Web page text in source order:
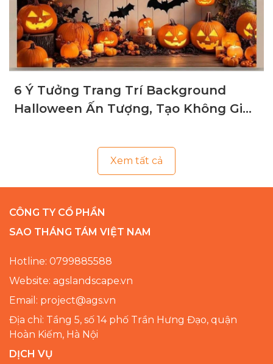
6 Ý Tưởng Trang Trí Background
Halloween Ấn Tượng, Tạo Không Gian
Xem tất cả
CÔNG TY CỔ PHẦN
SAO THÁNG TÁM VIỆT NAM
Hotline: 0799885588
Website: agslandscape.vn
Email: project@ags.vn
Địa chỉ: Tầng 5, số 14 phố Trần Hưng Đạo, quận
Hoàn Kiếm, Hà Nội
DỊCH VỤ